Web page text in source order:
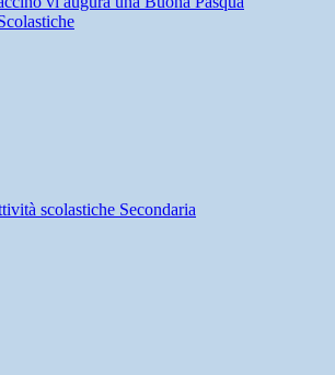
scolastiche Secondaria